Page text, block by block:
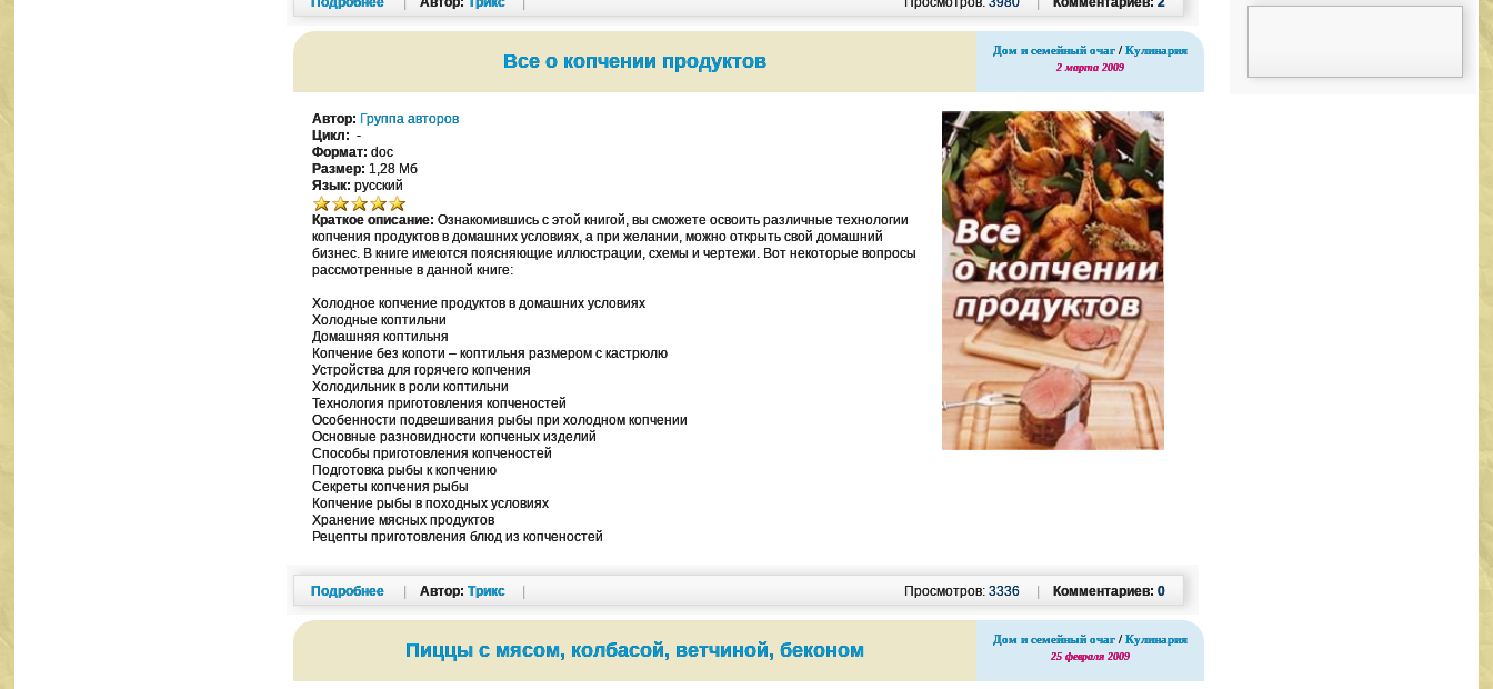
Все о копчении продуктов Дом и семейный очаг /Кулинария
2 марта 2009
Автор: Группа авторов
Цикл: -
Формат: doc
Размер: 1,28 Мб
Язык: русский
Краткое описание: Ознакомившись с этой книгой, вы сможете освоить различные технологии
копчения продуктов в домашних условиях, а при желании, можно открыть свой домашний
бизнес. В книге имеются поясняющие иллюстрации, схемы и чертежи. Вот некоторые вопросы
рассмотренные в данной книге:
Холодное копчение продуктов в домашних условиях
Холодные коптильни
Домашняя коптильня
Копчение без копоти – коптильня размером с кастрюлю
Устройства для горячего копчения
Холодильник в роли коптильни
Технология приготовления копченостей
Особенности подвешивания рыбы при холодном копчении
Основные разновидности копченых изделий
Способы приготовления копченостей
Подготовка рыбы к копчению
Секреты копчения рыбы
Копчение рыбы в походных условиях
Хранение мясных продуктов
Рецепты приготовления блюд из копченостей
Подробнее Автор:Трикс Комментариев: 0
Просмотров: 3336
Пиццы с мясом, колбасой, ветчиной, беконом Дом и семейный очаг /Кулинария
25 февраля 2009